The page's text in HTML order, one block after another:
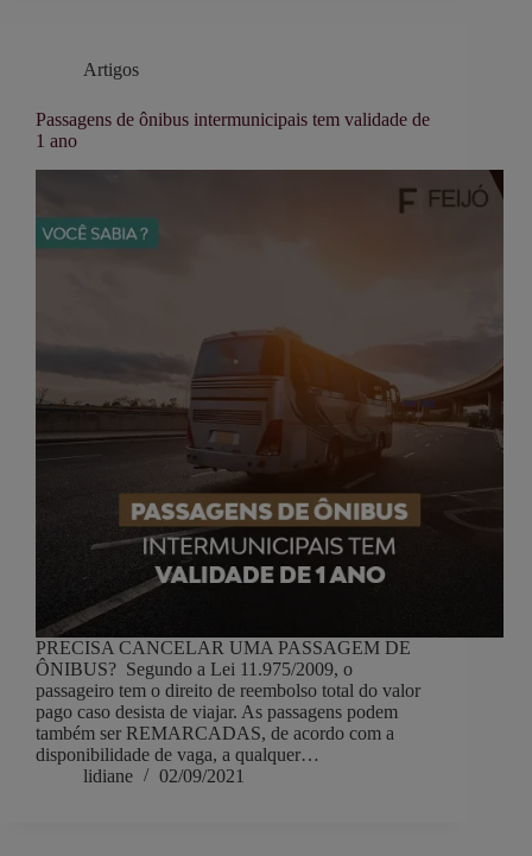
Artigos
Passagens de ônibus intermunicipais tem validade de
1 ano
PRECISA CANCELAR UMA PASSAGEM DE
ÔNIBUS? Segundo a Lei 11.975/2009, o
passageiro tem o direito de reembolso total do valor
pago caso desista de viajar. As passagens podem
também ser REMARCADAS, de acordo com a
disponibilidade de vaga, a qualquer…
lidiane
02/09/2021